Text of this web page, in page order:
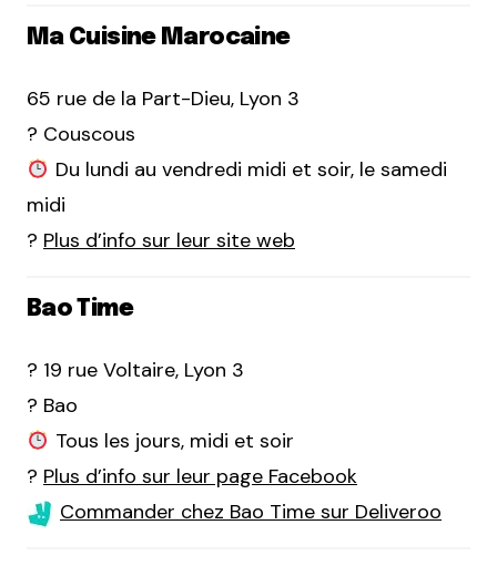
Ma Cuisine Marocaine
65 rue de la Part-Dieu, Lyon 3
? Couscous
Du lundi au vendredi midi et soir, le samedi
midi
? Plus d’info sur leur site web
Bao Time
? 19 rue Voltaire, Lyon 3
? Bao
Tous les jours, midi et soir
? Plus d’info sur leur page Facebook
Commander chez Bao Time sur Deliveroo